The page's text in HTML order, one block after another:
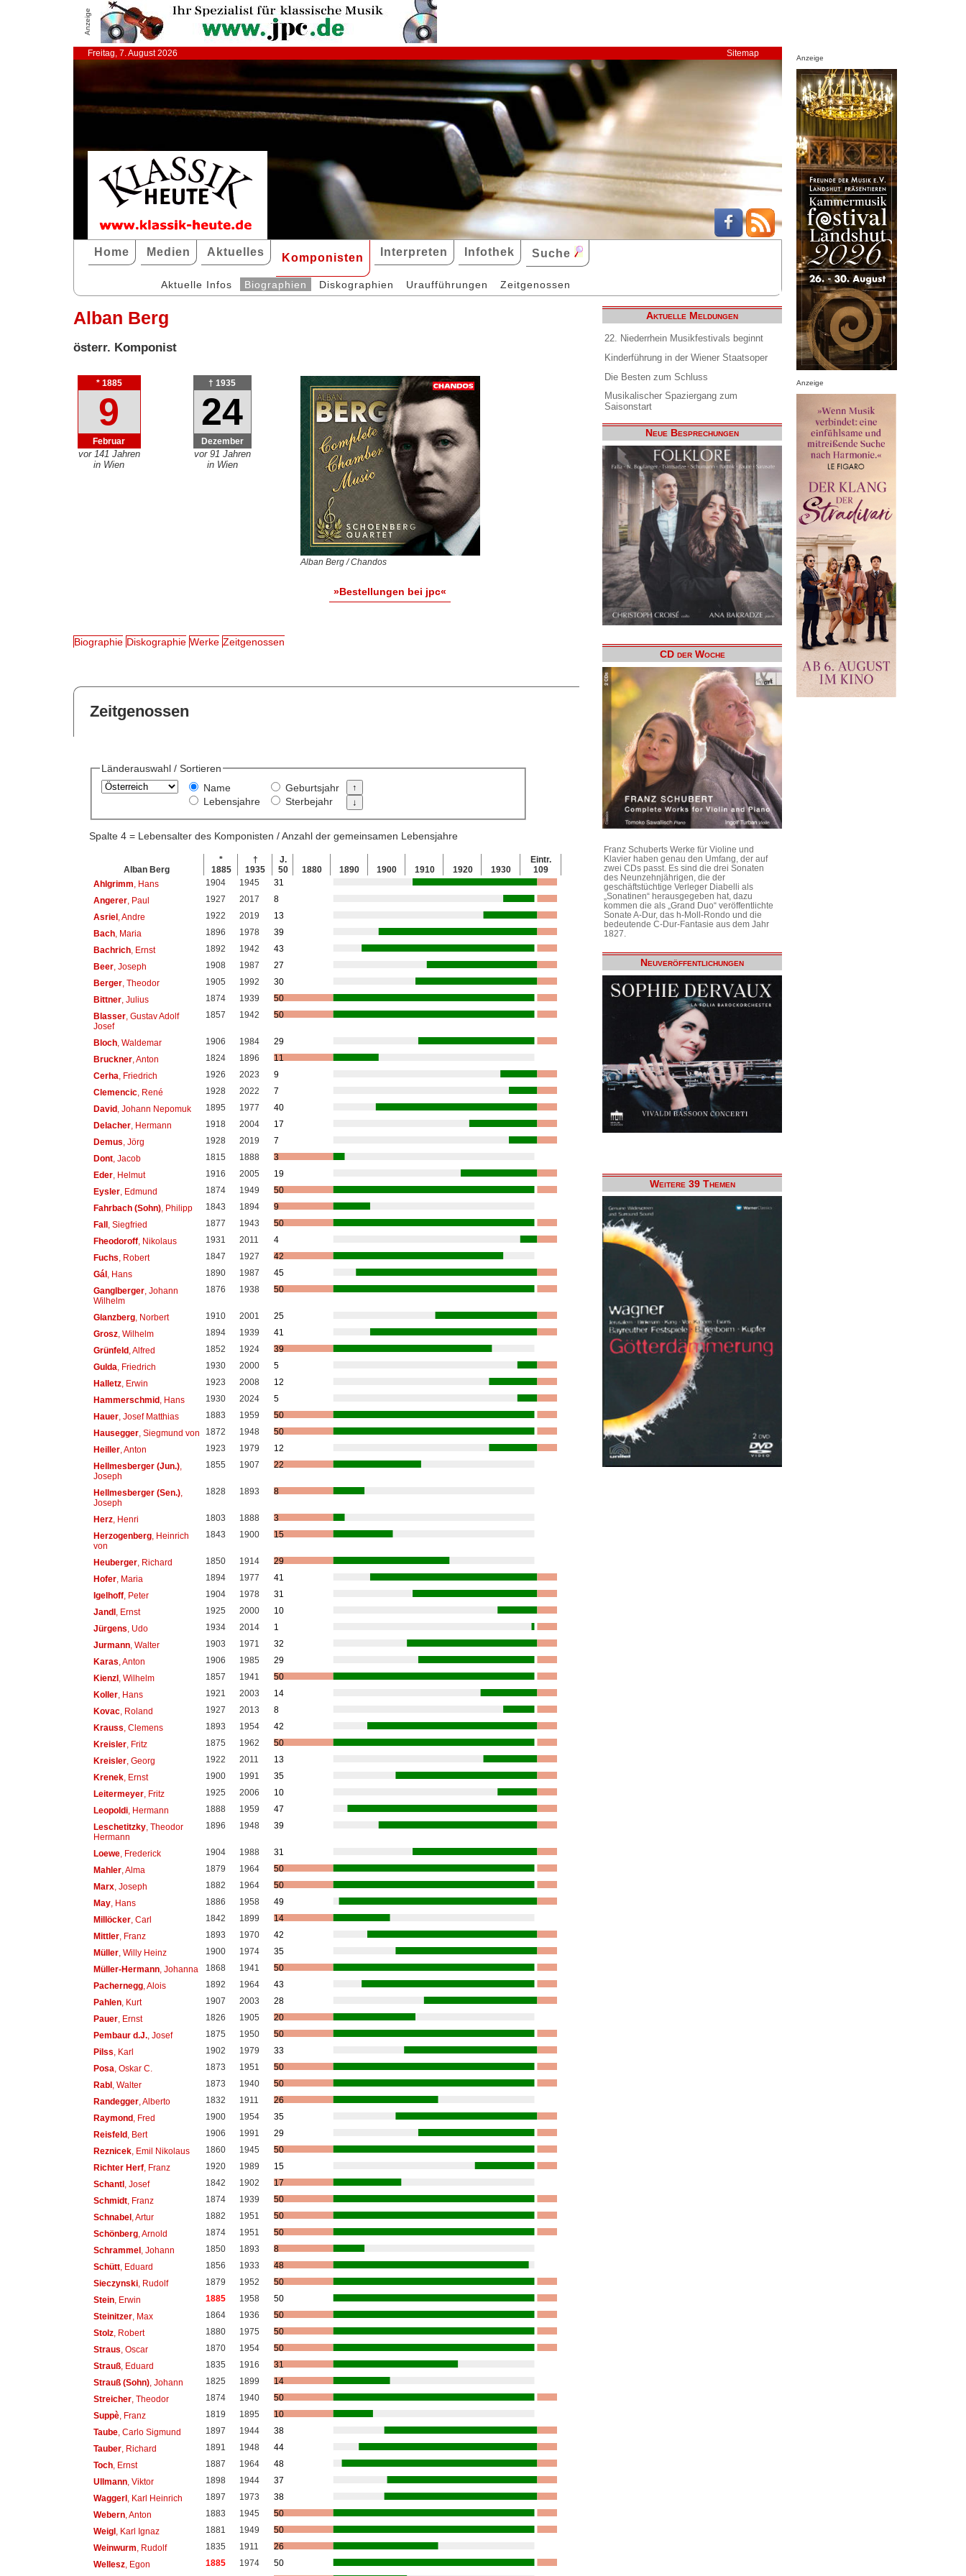
Anzeige
Freitag, 7. August 2026 Sitemap
Home Medien Aktuelles Komponisten Interpreten Infothek Suche
Aktuelle Infos Biographien Diskographien Uraufführungen Zeitgenossen
Alban Berg
österr. Komponist
* 1885
9
Februar
vor 141 Jahren
in Wien
† 1935
24
Dezember
vor 91 Jahren
in Wien
Alban Berg / Chandos
»Bestellungen bei jpc«
Biographie Diskographie Werke Zeitgenossen
Zeitgenossen
Länderauswahl / Sortieren
Name
Lebensjahre
Geburtsjahr
Sterbejahr
Spalte 4 = Lebensalter des Komponisten / Anzahl der gemeinsamen Lebensjahre
Alban Berg
*
1885
†
1935
J.
50
1880 1890 1900 1910 1920 1930
Eintr.
109
Ahlgrimm, Hans 1904 1945
31
Angerer, Paul 1927 2017
8
Asriel , Andre 1922 2019
13
Bach, Maria 1896 1978
39
Bachrich, Ernst 1892 1942
43
Beer, Joseph 1908 1987
27
Berger, Theodor 1905 1992
30
Bittner, Julius 1874 1939
50
Blasser, Gustav Adolf
Josef
1857 1942 50
Bloch, Waldemar 1906 1984
29
Bruckner, Anton 1824 1896
11
Cerha, Friedrich 1926 2023
9
Clemencic, René 1928 2022
7
David , Johann Nepomuk 1895 1977
40
Delacher, Hermann 1918 2004
17
Demus, Jörg 1928 2019
7
Dont, Jacob 1815 1888
3
Eder, Helmut 1916 2005
19
Eysler, Edmund 1874 1949
50
Fahrbach (Sohn), Philipp 1843 1894
9
Fall , Siegfried 1877 1943
50
Fheodoroff, Nikolaus 1931 2011
4
Fuchs, Robert 1847 1927
42
Gál , Hans 1890 1987
45
Ganglberger, Johann
Wilhelm
1876 1938 50
Glanzberg, Norbert 1910 2001
25
Grosz, Wilhelm 1894 1939
41
Grünfeld , Alfred 1852 1924
39
Gulda, Friedrich 1930 2000
5
Halletz, Erwin 1923 2008
12
Hammerschmid , Hans 1930 2024
5
Hauer, Josef Matthias 1883 1959
50
Hausegger, Siegmund von 1872 1948
50
Heiller, Anton 1923 1979
12
Hellmesberger (Jun.),
Joseph
1855 1907 22
Hellmesberger (Sen.),
Joseph
1828 1893 8
Herz, Henri 1803 1888
3
Herzogenberg, Heinrich
von
1843 1900 15
Heuberger, Richard 1850 1914
29
Hofer, Maria 1894 1977
41
Igelhoff, Peter 1904 1978
31
Jandl , Ernst 1925 2000
10
Jürgens, Udo 1934 2014
1
Jurmann, Walter 1903 1971
32
Karas, Anton 1906 1985
29
Kienzl , Wilhelm 1857 1941
50
Koller, Hans 1921 2003
14
Kovac, Roland 1927 2013
8
Krauss, Clemens 1893 1954
42
Kreisler, Fritz 1875 1962
50
Kreisler, Georg 1922 2011
13
Krenek, Ernst 1900 1991
35
Leitermeyer, Fritz 1925 2006
10
Leopoldi, Hermann 1888 1959
47
Leschetitzky, Theodor
Hermann
1896 1948 39
Loewe, Frederick 1904 1988
31
Mahler, Alma 1879 1964
50
Marx, Joseph 1882 1964
50
May, Hans 1886 1958
49
Millöcker, Carl 1842 1899
14
Mittler, Franz 1893 1970
42
Müller, Willy Heinz 1900 1974
35
Müller-Hermann, Johanna 1868 1941
50
Pachernegg, Alois 1892 1964
43
Pahlen, Kurt 1907 2003
28
Pauer, Ernst 1826 1905
20
Pembaur d.J., Josef 1875 1950
50
Pilss, Karl 1902 1979
33
Posa, Oskar C. 1873 1951
50
Rabl , Walter 1873 1940
50
Randegger, Alberto 1832 1911
26
Raymond , Fred 1900 1954
35
Reisfeld , Bert 1906 1991
29
Reznicek, Emil Nikolaus 1860 1945
50
Richter Herf, Franz 1920 1989
15
Schantl , Josef 1842 1902
17
Schmidt, Franz 1874 1939
50
Schnabel , Artur 1882 1951
50
Schönberg, Arnold 1874 1951
50
Schrammel , Johann 1850 1893
8
Schütt, Eduard 1856 1933
48
Sieczynski, Rudolf 1879 1952
50
Stein, Erwin 1885 1958
50
Steinitzer, Max 1864 1936
50
Stolz, Robert 1880 1975
50
Straus, Oscar 1870 1954
50
Strauß, Eduard 1835 1916
31
Strauß (Sohn), Johann 1825 1899
14
Streicher, Theodor 1874 1940
50
Suppè, Franz 1819 1895
10
Taube, Carlo Sigmund 1897 1944
38
Tauber, Richard 1891 1948
44
Toch, Ernst 1887 1964
48
Ullmann, Viktor 1898 1944
37
Waggerl , Karl Heinrich 1897 1973
38
Webern, Anton 1883 1945
50
Weigl , Karl Ignaz 1881 1949
50
Weinwurm, Rudolf 1835 1911
26
Wellesz, Egon 1885 1974
50
Aktuelle Meldungen
22. Niederrhein Musikfestivals beginnt
Kinderführung in der Wiener Staatsoper
Die Besten zum Schluss
Musikalischer Spaziergang zum
Saisonstart
Neue Besprechungen
CD der Woche
Franz Schuberts Werke für Violine und
Klavier haben genau den Umfang, der auf
zwei CDs passt. Es sind die drei Sonaten
des Neunzehnjährigen, die der
geschäftstüchtige Verleger Diabelli als
„Sonatinen“ herausgegeben hat, dazu
kommen die als „Grand Duo“ veröffentlichte
Sonate A-Dur, das h-Moll-Rondo und die
bedeutende C-Dur-Fantasie aus dem Jahr
1827.
Neuveröffentlichungen
Weitere 39 Themen
Anzeige
Anzeige